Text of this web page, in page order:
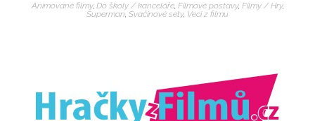
Animované filmy, Do školy / kanceláře, Filmové postavy, Filmy / Hry,
Superman, Svačinové sety, Veci z filmu